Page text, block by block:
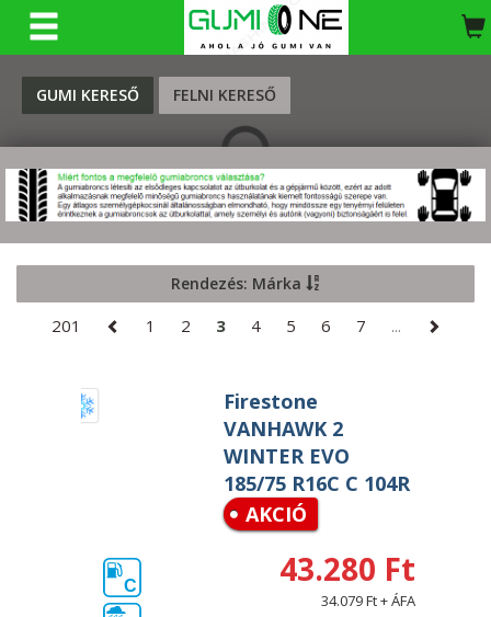
GUMI KERESŐ FELNI KERESŐ
KERESÉS
Rendezés: Márka
201 1 2 3 4 5 6 7 ...
Firestone
VANHAWK 2
WINTER EVO
185/75 R16C C 104R
AKCIÓ
C 43.280 Ft
34.079 Ft + ÁFA